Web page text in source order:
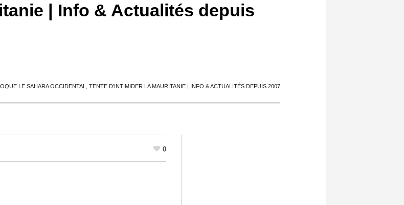
| Info & Actualités depuis
LE SAHARA OCCIDENTAL, TENTE D’INTIMIDER LA MAURITANIE | INFO & ACTUALITÉS DEPUIS 2007
0